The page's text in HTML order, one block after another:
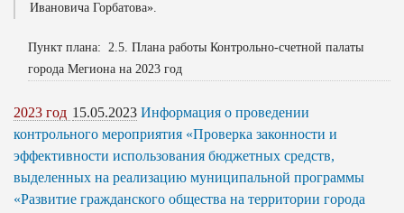
Ивановича Горбатова».
Пункт плана: 2.5. Плана работы Контрольно-счетной палаты
города Мегиона на 2023 год
2023 год 15.05.2023 Информация о проведении
контрольного мероприятия «Проверка законности и
эффективности использования бюджетных средств,
выделенных на реализацию муниципальной программы
«Развитие гражданского общества на территории города